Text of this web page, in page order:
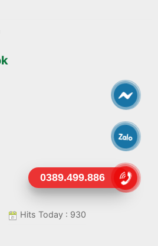
Hits Today : 930
0389.499.886